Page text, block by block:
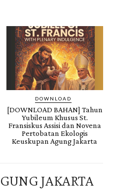
DOWNLOAD
[DOWNLOAD BAHAN] Tahun
Yubileum Khusus St.
Fransiskus Assisi dan Novena
Pertobatan Ekologis
Keuskupan Agung Jakarta
JAKARTA